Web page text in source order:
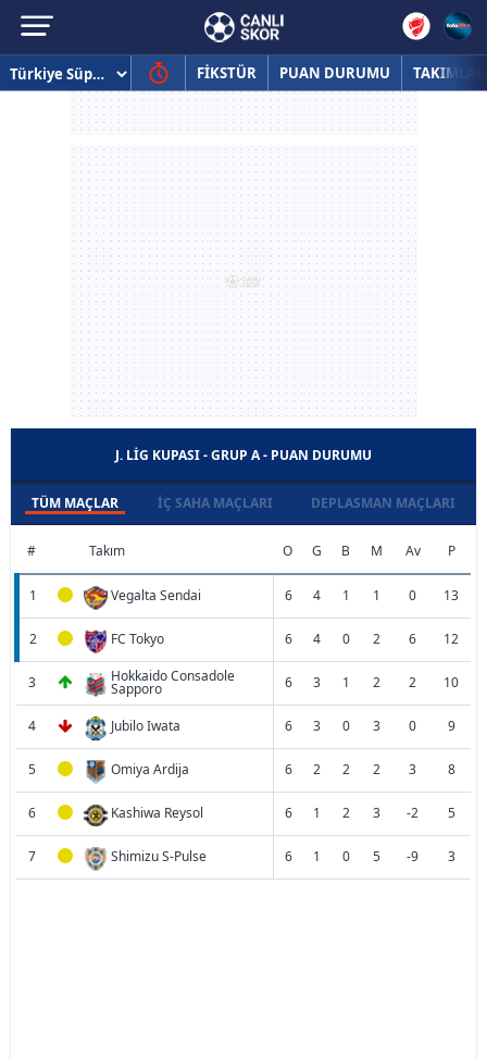
FİKSTÜR PUAN DURUMU TAKIMLAR
J. LIG KUPASI - GRUP A - PUAN DURUMU
TÜM MAÇLAR İÇ SAHA MAÇLARI DEPLASMAN MAÇLARI
# Takım O G B M Av P
1 Vegalta Sendai 6 4 1 1 0 13
2 FC Tokyo 6 4 0 2 6 12
3 Hokkaido Consadole
Sapporo 6 3 1 2 2 10
4 Jubilo Iwata 6 3 0 3 0 9
5 Omiya Ardija 6 2 2 2 3 8
6 Kashiwa Reysol 6 1 2 3 -2 5
7 Shimizu S-Pulse 6 1 0 5 -9 3